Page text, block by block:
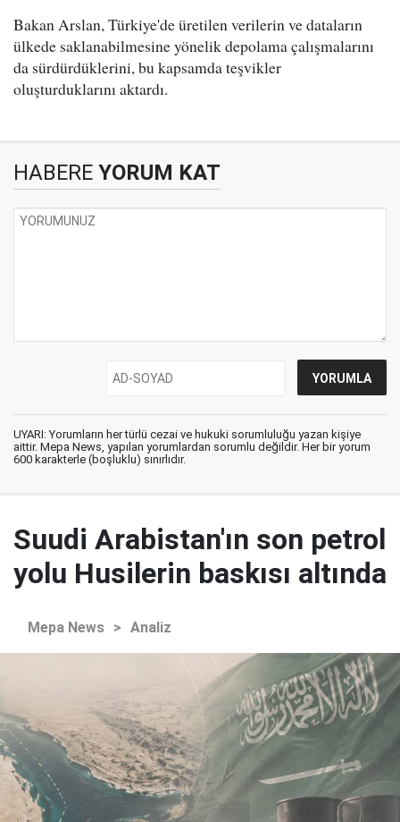
Bakan Arslan, Türkiye'de üretilen verilerin ve dataların
ülkede saklanabilmesine yönelik depolama çalışmalarını
da sürdürdüklerini, bu kapsamda teşvikler
oluşturduklarını aktardı.
HABERE YORUM KAT
UYARI: Yorumların her türlü cezai ve hukuki sorumluluğu yazan kişiye
aittir. Mepa News, yapılan yorumlardan sorumlu değildir. Her bir yorum
600 karakterle (boşluklu) sınırlıdır.
Suudi Arabistan'ın son petrol
yolu Husilerin baskısı altında
Mepa News > Analiz